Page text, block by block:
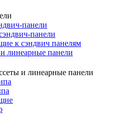
панели
панели
к сэндвич панелям
линеарные панели
и линеарные панели